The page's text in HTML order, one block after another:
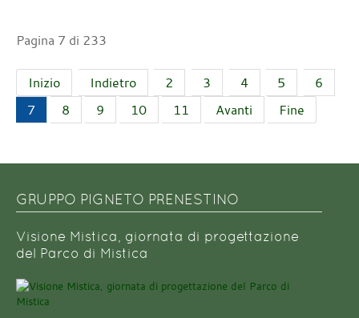
Pagina 7 di 233
Inizio Indietro 2 3 4 5
6
7
8 9 10 11 Avanti Fine
GRUPPO PIGNETO PRENESTINO
Visione Mistica, giornata di progettazione
del Parco di Mistica